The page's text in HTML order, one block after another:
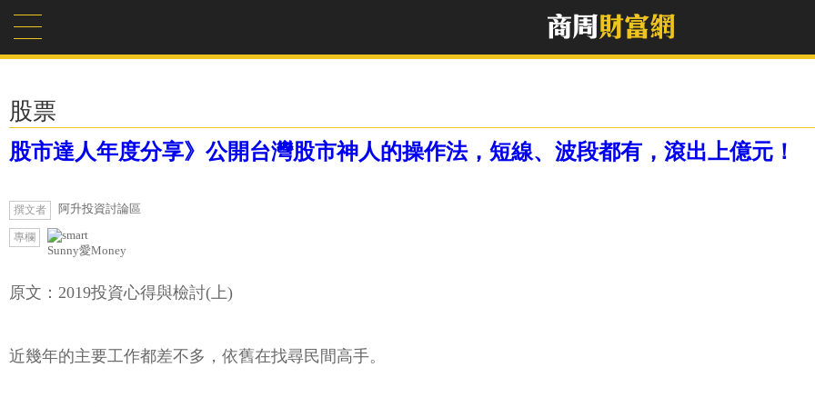
股票
股市達人年度分享》公開台灣股市神人的操作法，短線、波段都有，滾出上億元！
撰文者 阿升投資討論區
專欄
Sunny愛Money
原文：2019投資心得與檢討(上)
近幾年的主要工作都差不多，依舊在找尋民間高手。